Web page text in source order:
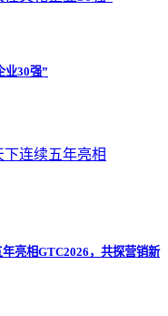
业30强”
亮相GTC2026，共探营销新